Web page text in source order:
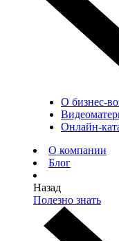
О бизнес-
Онлайн-
О компании
Блог
Назад
Полезно знать